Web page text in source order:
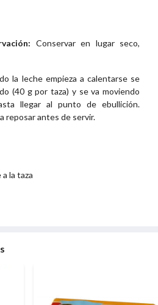
Conservar en lugar seco,
la leche empieza a calentarse se
(40 g por taza) y se va moviendo
llegar al punto de ebullición.
reposar antes de servir.
la taza